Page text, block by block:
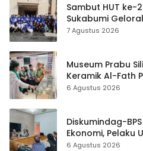
Sambut HUT ke-
Sukabumi
ASRI Lewat Aksi
7 Agustus 2026
Museum Prabu
Keramik Al-Fath
Hampir 500
6 Agustus 2026
Diskumindag-
Ekonomi, Pelaku
Terbuka Beri Data
6 Agustus 2026